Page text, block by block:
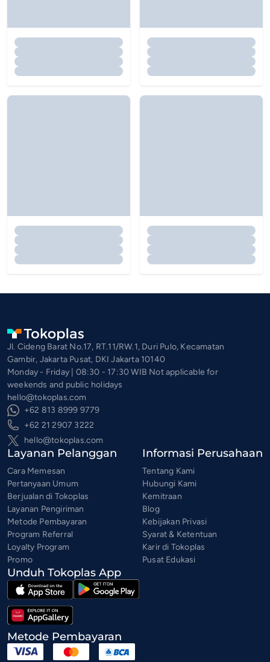
Jl. Cideng Barat No.17, RT.11/RW.1, Duri Pulo, Kecamatan
Gambir, Jakarta Pusat, DKI Jakarta 10140
Monday - Friday | 08:30 - 17:30 WIB Not applicable for
weekends and public holidays
hello@tokoplas.com
+62 813 8999 9779
+62 21 2907 3222
hello@tokoplas.com
Layanan Pelanggan
Cara Memesan
Pertanyaan Umum
Berjualan di Tokoplas
Layanan Pengiriman
Metode Pembayaran
Program Referral
Loyalty Program
Promo
Informasi Perusahaan
Tentang Kami
Hubungi Kami
Kemitraan
Blog
Kebijakan Privasi
Syarat & Ketentuan
Karir di Tokoplas
Pusat Edukasi
Unduh Tokoplas App
Metode Pembayaran